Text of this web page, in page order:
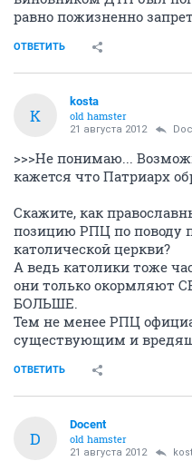
равно пожизненно
ОТВЕТИТЬ
K
kosta
old hamster
21 августа 2012
>>>Не понимаю...
кажется что Патриарх
Скажите, как
позицию РПЦ по поводу
католической церкви?
А ведь католики тоже
они только окормляют
БОЛЬШЕ.
Тем не менее РПЦ
существующим и
ОТВЕТИТЬ
D
Docent
old hamster
21 августа 2012